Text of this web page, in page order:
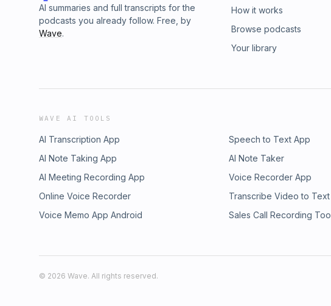
AI summaries and full transcripts for the
podcasts you already follow. Free, by
Wave.
How it works
Browse podcasts
Your library
WAVE AI TOOLS
AI Transcription App Speech to Text App
AI Note Taking App
AI Note Taker
AI Meeting Recording App
Voice Recorder App
Online Voice Recorder
Transcribe Video to Text
Voice Memo App Android
Sales Call Recording
© 2026 Wave. All rights reserved.